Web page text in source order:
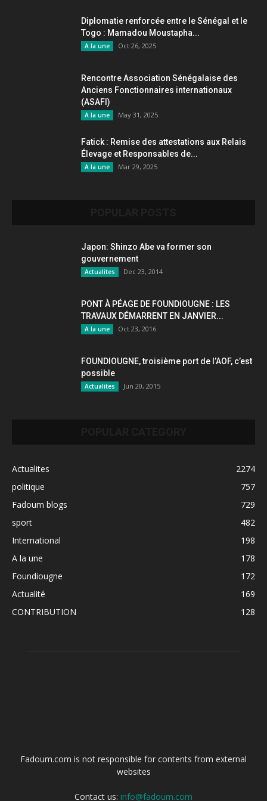
Diplomatie renforcée entre le Sénégal et le
Togo : Mamadou Moustapha...
A la une Oct 26, 2025
Rencontre Association Sénégalaise des
Anciens Fonctionnaires internationaux
(ASAFI)
A la une May 31, 2025
Fatick : Remise des attestations aux Relais
Élevage et Responsables de...
A la une Mar 29, 2025
Japon: Shinzo Abe va former son
gouvernement
Actualites Dec 23, 2014
PONT À PÉAGE DE FOUNDIOUGNE : LES
TRAVAUX DÉMARRENT EN JANVIER...
A la une Oct 23, 2016
FOUNDIOUGNE, troisième port de l’AOF, c’est
possible
Actualites Jun 20, 2015
Actualites
2274
politique
757
Fadoum blogs
729
sport
482
International
198
A la une
178
Foundiougne
172
Actualité
169
CONTRIBUTION
128
Fadoum.com is not responsible for contents from external
websites
Contact us: info@fadoum.com